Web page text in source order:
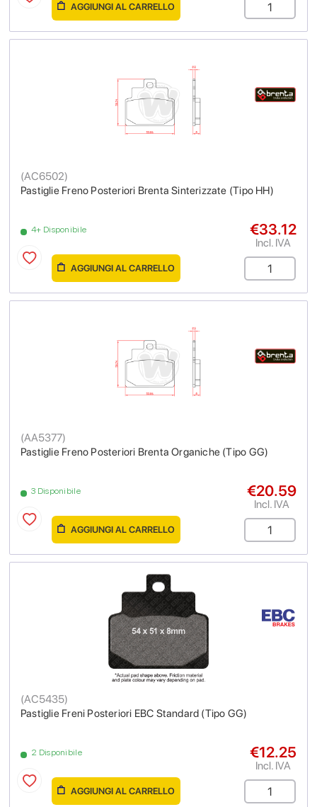
AGGIUNGI AL CARRELLO
Pastiglie Freno Posteriori Brenta Sinterizzate (Tipo HH)
(AC6502)
4+ Disponibile €33.12
Incl. IVA
AGGIUNGI AL CARRELLO
Pastiglie Freno Posteriori Brenta Organiche (Tipo GG)
(AA5377)
3 Disponibile €20.59
Incl. IVA
AGGIUNGI AL CARRELLO
Pastiglie Freni Posteriori EBC Standard (Tipo GG)
(AC5435)
2 Disponibile €12.25
Incl. IVA
AGGIUNGI AL CARRELLO